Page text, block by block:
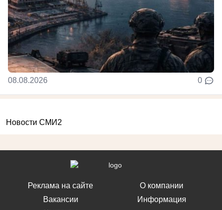
08.08.2026 0
Новости СМИ2
Реклама на сайте
Вакансии
О компании
Информация